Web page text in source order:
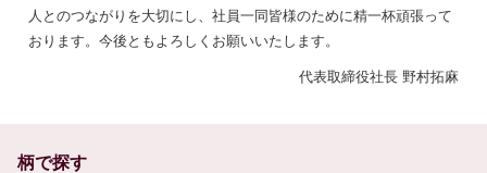
人とのつながりを大切にし、社員一同皆様のために精一杯頑張って
おります。今後ともよろしくお願いいたします。
代表取締役社長 野村拓麻
柄で探す